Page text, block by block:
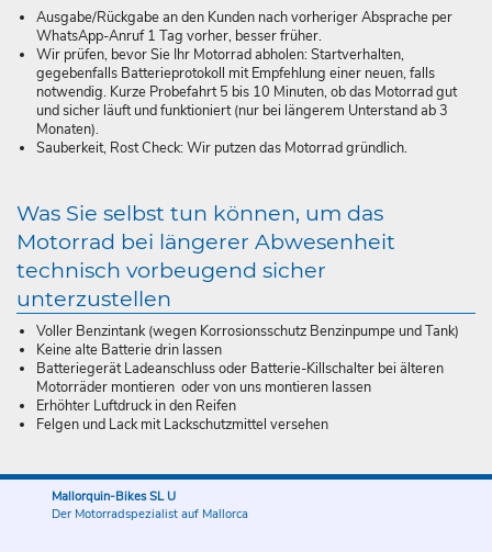
Ausgabe/Rückgabe an den Kunden nach vorheriger Absprache per
WhatsApp-Anruf 1 Tag vorher, besser früher.
Wir prüfen, bevor Sie Ihr Motorrad abholen: Startverhalten,
gegebenfalls Batterieprotokoll mit Empfehlung einer neuen, falls
notwendig. Kurze Probefahrt 5 bis 10 Minuten, ob das Motorrad gut
und sicher läuft und funktioniert (nur bei längerem Unterstand ab 3
Monaten).
Sauberkeit, Rost Check: Wir putzen das Motorrad gründlich.
Was Sie selbst tun können, um das
Motorrad bei längerer Abwesenheit
technisch vorbeugend sicher
unterzustellen
Voller Benzintank (wegen Korrosionsschutz Benzinpumpe und Tank)
Keine alte Batterie drin lassen
Batteriegerät Ladeanschluss oder Batterie-Killschalter bei älteren
Motorräder montieren oder von uns montieren lassen
Erhöhter Luftdruck in den Reifen
Felgen und Lack mit Lackschutzmittel versehen
Mallorquin-Bikes SL U
Der Motorradspezialist auf Mallorca